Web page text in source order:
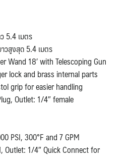
5.4 เมตร
วสูงสุด 5.4 เมตร
Wand 18′ with Telescoping Gun
lock and brass internal parts
grip for easier handling
Outlet: 1/4″ female
PSI, 300°F and 7 GPM
Outlet: 1/4″ Quick Connect for